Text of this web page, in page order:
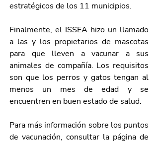
estratégicos de los 11 municipios.
Finalmente, el ISSEA hizo un llamado
a las y los propietarios de mascotas
para que lleven a vacunar a sus
animales de compañía. Los requisitos
son que los perros y gatos tengan al
menos un mes de edad y se
encuentren en buen estado de salud.
Para más información sobre los puntos
de vacunación, consultar la página de